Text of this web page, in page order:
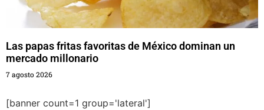
Las papas fritas favoritas de México dominan un
mercado millonario
7 agosto 2026
[banner count=1 group='lateral']